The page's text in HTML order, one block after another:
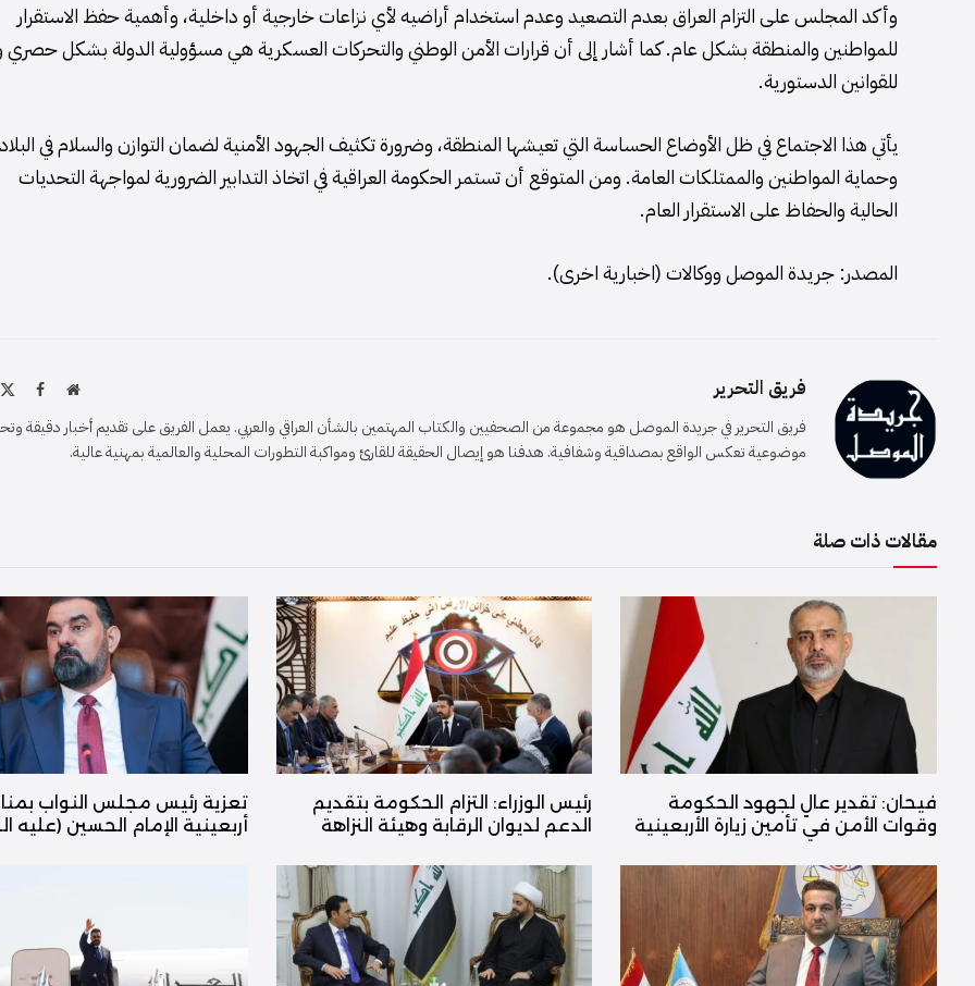
وأكد المجلس على التزام العراق بعدم التصعيد وعدم استخدام أراضيه لأي نزاعات خارجية أو داخلية، وأهمية حفظ الاستقرار
للمواطنين والمنطقة بشكل عام. كما أشار إلى أن قرارات الأمن الوطني والتحركات العسكرية هي مسؤولية الدولة بشكل حصري
للقوانين الدستورية.
يأتي هذا الاجتماع في ظل الأوضاع الحساسة التي تعيشها المنطقة، وضرورة تكثيف الجهود الأمنية لضمان التوازن والسلام في البلاد
وحماية المواطنين والممتلكات العامة. ومن المتوقع أن تستمر الحكومة العراقية في اتخاذ التدابير الضرورية لمواجهة التحديات
الحالية والحفاظ على الاستقرار العام.
المصدر: جريدة الموصل ووكالات (اخبارية اخرى).
فريق التحرير
موقع
فريق التحرير في جريدة الموصل هو مجموعة من الصحفيين والكتاب المهتمين بالشأن العراقي والعربي. يعمل الفريق على تقديم أخبار دقيقة
موضوعية تعكس الواقع بمصداقية وشفافية. هدفنا هو إيصال الحقيقة للقارئ ومواكبة التطورات المحلية والعالمية بمهنية عالية.
مقالات ذات صلة
فیحان: تقدير عالٍ لجهود الحكومة
وقوات الأمن في تأمين زيارة الأربعينية
رئيس الوزراء: التزام الحكومة بتقديم
الدعم لديوان الرقابة وهيئة النزاهة
تعزية رئيس مجلس النواب
أربعينية الإمام الحسين (عليه